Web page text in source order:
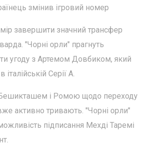
змінив ігровий номер
завершити значний трансфер
"Чорні орли" прагнуть
угоду з Артемом Довбиком, який
Серії А.
і Ромою щодо переходу
активно тривають. "Чорні орли"
підписання Мехді Таремі